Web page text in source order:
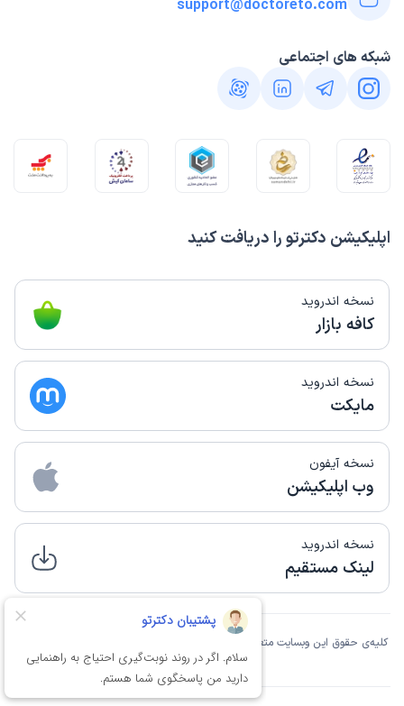
اپلیکیشن دکترتو را دریافت کنید
نسخه اندروید
کافه بازار
نسخه اندروید
مایکت
نسخه آیفون
وب اپلیکیشن
نسخه اندروید
لینک مستقیم
support@doctoreto.com
شبکه های اجتماعی
کلیه‌ی حقوق این وبسایت متعلق به شرکت دانش بنیان فن‌آوری اطلاعات نوین آسان تِک
مانا است.